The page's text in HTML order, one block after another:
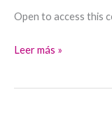
Open to access this
experimental
Leer más »